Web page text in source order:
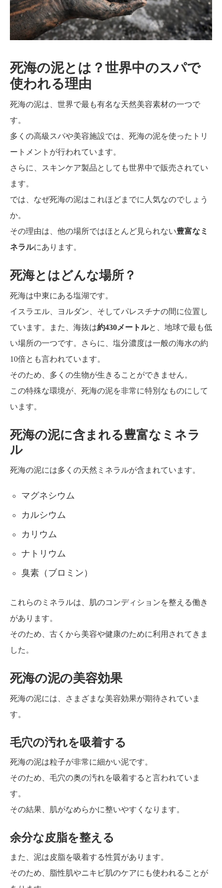
死海の泥とは？世界中のスパで
使われる理由
死海の泥は、世界で最も有名な天然美容素材の一つで
す。
多くの高級スパや美容施設では、死海の泥を使ったトリ
ートメントが行われています。
さらに、スキンケア製品としても世界中で販売されてい
ます。
では、なぜ死海の泥はこれほどまでに人気なのでしょう
か。
その理由は、他の場所ではほとんど見られない豊富なミ
ネラルにあります。
死海とはどんな場所？
死海は中東にある塩湖です。
イスラエル、ヨルダン、そしてパレスチナの間に位置し
ています。また、海抜は約430メートルと、地球で最も低
い場所の一つです。さらに、塩分濃度は一般の海水の約
10倍とも言われています。
そのため、多くの生物が生きることができません。
この特殊な環境が、死海の泥を非常に特別なものにして
います。
死海の泥に含まれる豊富なミネラ
ル
死海の泥には多くの天然ミネラルが含まれています。
マグネシウム
カルシウム
カリウム
ナトリウム
臭素（ブロミン）
これらのミネラルは、肌のコンディションを整える働き
があります。
そのため、古くから美容や健康のために利用されてきま
した。
死海の泥の美容効果
死海の泥には、さまざまな美容効果が期待されていま
す。
毛穴の汚れを吸着する
死海の泥は粒子が非常に細かい泥です。
そのため、毛穴の奥の汚れを吸着すると言われていま
す。
その結果、肌がなめらかに整いやすくなります。
余分な皮脂を整える
また、泥は皮脂を吸着する性質があります。
そのため、脂性肌やニキビ肌のケアにも使われることが